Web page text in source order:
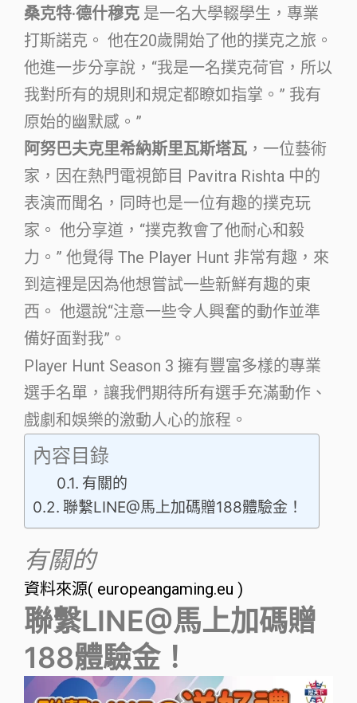
桑克特·德什穆克 是一名大學輟學生，專業
打斯諾克。 他在20歲開始了他的撲克之旅。
他進一步分享說，“我是一名撲克荷官，所以
我對所有的規則和規定都瞭如指掌。” 我有
原始的幽默感。”
阿努巴夫克里希納斯里瓦斯塔瓦 ，一位藝術
家，因在熱門電視節目 Pavitra Rishta 中的
表演而聞名，同時也是一位有趣的撲克玩
家。 他分享道，“撲克教會了他耐心和毅
力。” 他覺得 The Player Hunt 非常有趣，來
到這裡是因為他想嘗試一些新鮮有趣的東
西。 他還說“注意一些令人興奮的動作並準
備好面對我”。
Player Hunt Season 3 擁有豐富多樣的專業
選手名單，讓我們期待所有選手充滿動作、
戲劇和娛樂的激動人心的旅程。
內容目錄
有關的
聯繫LINE@馬上加碼贈188體驗金！
有關的
資料來源( europeangaming.eu )
聯繫LINE@馬上加碼贈
188體驗金！